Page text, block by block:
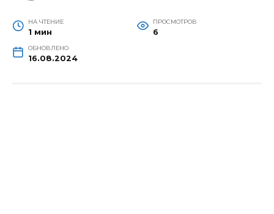
НА ЧТЕНИЕ
1 мин
ПРОСМОТРОВ
6
ОБНОВЛЕНО
16.08.2024